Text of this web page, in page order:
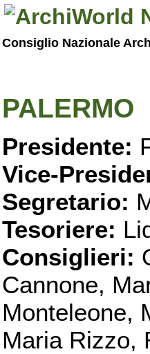
Consiglio Nazionale
PALERMO
Presidente:
Vice-
Segretario:
Tesoriere:
Consiglieri:
Cannone,
Monteleone,
Maria Rizzo,